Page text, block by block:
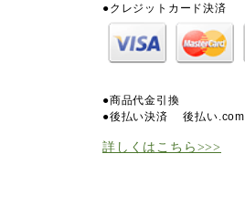
●クレジットカード決済
●商品代金引換
●後払い決済後払い.com
詳しくはこちら>>>